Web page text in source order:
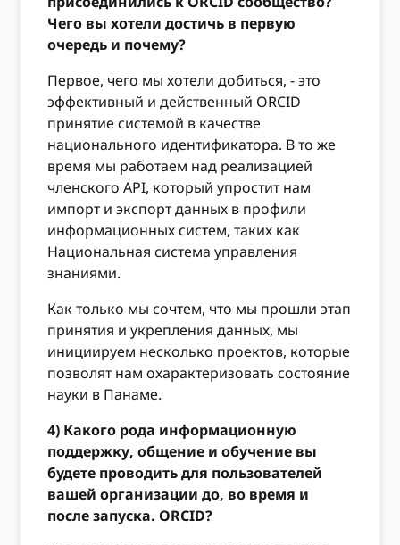
Чего вы хотели достичь в первую
очередь и почему?
Первое, чего мы хотели добиться, - это
эффективный и действенный ORCID
принятие системой в качестве
национального идентификатора. В то же
время мы работаем над реализацией
членского API, который упростит нам
импорт и экспорт данных в профили
информационных систем, таких как
Национальная система управления
знаниями.
Как только мы сочтем, что мы прошли этап
принятия и укрепления данных, мы
инициируем несколько проектов, которые
позволят нам охарактеризовать состояние
науки в Панаме.
4) Какого рода информационную
поддержку, общение и обучение вы
будете проводить для пользователей
вашей организации до, во время и
после запуска. ORCID?